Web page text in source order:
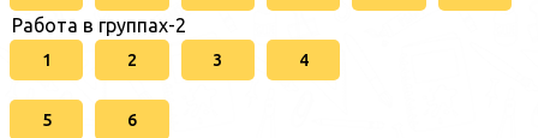
Работа в группах-2
1 2 3 4
5 6